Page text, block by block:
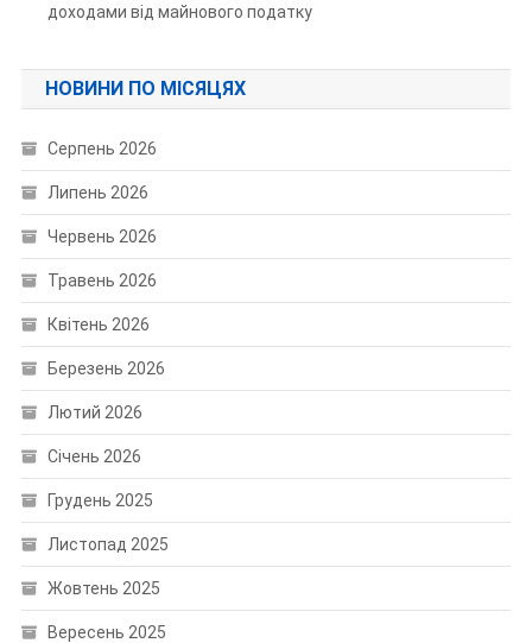
доходами від майнового податку
НОВИНИ ПО МІСЯЦЯХ
Серпень 2026
Липень 2026
Червень 2026
Травень 2026
Квітень 2026
Березень 2026
Лютий 2026
Січень 2026
Грудень 2025
Листопад 2025
Жовтень 2025
Вересень 2025